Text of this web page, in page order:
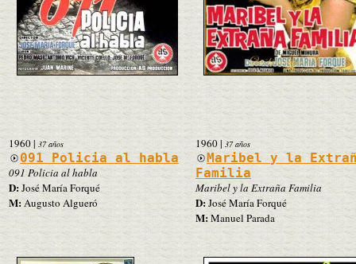
1960| 37 años
091 Policia al habla
091 Policia al habla
D:José María Forqué
M: Augusto Algueró
1960| 37 años
Maribel y la
Familia
Maribel y la Extraña Familia
D: José María Forqué
M:Manuel Parada